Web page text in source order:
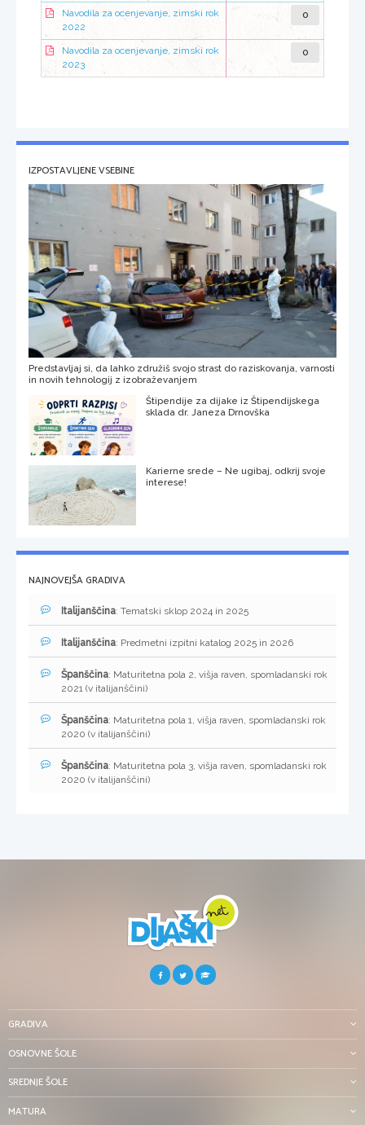
Navodila za ocenjevanje, zimski rok
2022
0
Navodila za ocenjevanje, zimski rok
2023
0
IZPOSTAVLJENE VSEBINE
Predstavljaj si, da lahko združiš svojo strast do raziskovanja, varnosti
in novih tehnologij z izobraževanjem
Štipendije za dijake iz Štipendijskega
sklada dr. Janeza Drnovška
Karierne srede – Ne ugibaj, odkrij svoje
interese!
NAJNOVEJŠA GRADIVA
Italijanščina: Tematski sklop 2024 in 2025
Italijanščina: Predmetni izpitni katalog 2025 in 2026
Španščina: Maturitetna pola 2, višja raven, spomladanski rok
2021 (v italijanščini)
Španščina: Maturitetna pola 1, višja raven, spomladanski rok
2020 (v italijanščini)
Španščina: Maturitetna pola 3, višja raven, spomladanski rok
2020 (v italijanščini)
GRADIVA
OSNOVNE ŠOLE
SREDNJE ŠOLE
MATURA